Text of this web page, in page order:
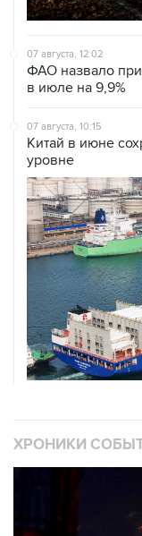
07 августа, 12:02
ФАО назвало
в июле на 9,9%
07 августа, 10:15
Китай в июне
уровне
ХРОНИКИ